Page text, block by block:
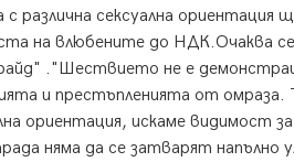
различна сексуална ориентация
на влюбените до НДК.Очаква
."Шествието не е
и престъпленията от омраза.
ориентация, искаме видимост
няма да се затварят напълно